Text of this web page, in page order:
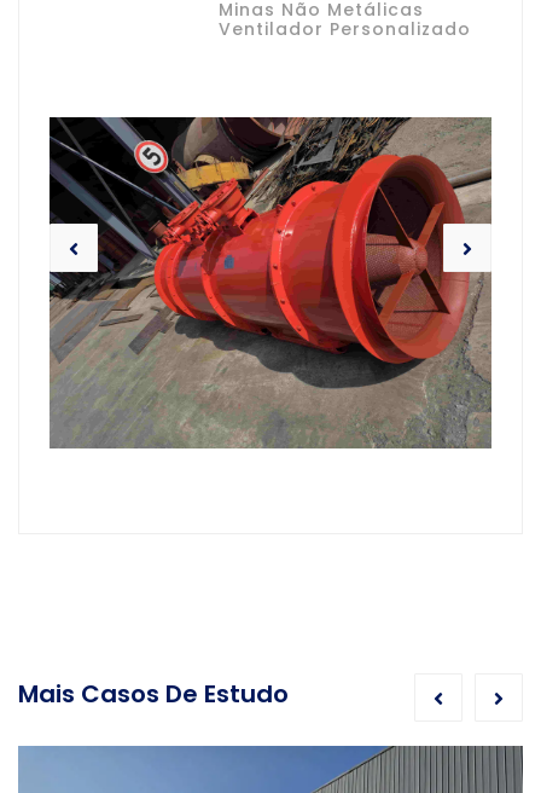
Minas Não Metálicas
Ventilador Personalizado
Mais Casos De Estudo